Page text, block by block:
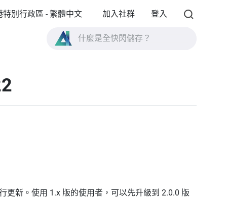
特別行政區 - 繁體中文 加入社群 登入
什麼是全快閃儲存？
什麼是全快閃儲存？
更新。使用 1.x 版的使用者，可以先升級到 2.0.0 版